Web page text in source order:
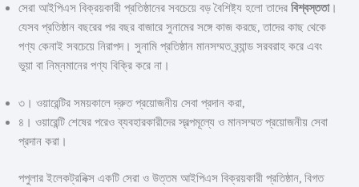
সেরা আইপিএস বিক্রয়কারী প্রতিষ্ঠানের সবচেয়ে বড় বৈশিষ্ট্য হলো তাদেরবিশ্বস্ততা।
যেসব প্রতিষ্ঠান বছরের পর বছর বাজারে সুনামের সঙ্গে কাজ করছে, তাদের কাছ থেকে
পণ্য কেনাই সবচেয়ে নিরাপদ। সুনামি প্রতিষ্ঠান মানসম্মত ব্র্যান্ড সরবরাহ করে এবং
ভুয়া বা নিম্নমানের পণ্য বিক্রি করে না।
৩। ওয়ারেন্টির সময়কালে দ্রুত প্রয়োজনীয় সেবা প্রদান করা,
৪। ওয়ারেন্টি শেষের পরেও ব্যবহারকারীদের স্বল্পমূল্যে ও মানসম্মত প্রয়োজনীয় সেবা
প্রদান করা।
পপুলার ইলেকট্রনিক্স একটি সেরা ও উত্তম আইপিএস বিক্রয়কারী প্রতিষ্ঠান, বিগত